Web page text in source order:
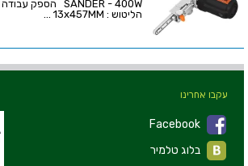
הליטוש : 13x457MM ...
עקבו אחרינו
Facebook